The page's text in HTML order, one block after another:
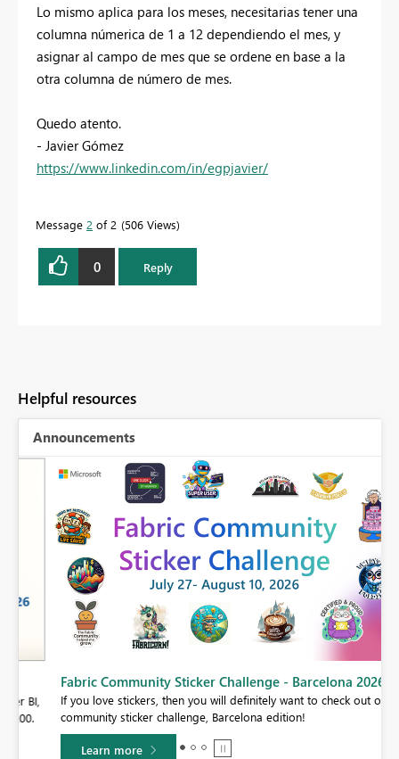
Lo mismo aplica para los meses, necesitarias tener una
columna númerica de 1 a 12 dependiendo el mes, y
asignar al campo de mes que se ordene en base a la
otra columna de número de mes.
Quedo atento.
- Javier Gómez
https://www.linkedin.com/in/egpjavier/
Message 2 of 2 506 Views
0 Reply
Helpful resources
Announcements
Fabric Community Sticker Challenge - Barcelona 2026
If you love stickers, then you will definitely want to check out our
community sticker challenge, Barcelona edition!
Learn more